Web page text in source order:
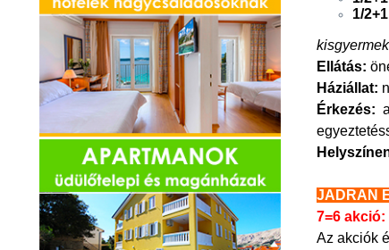
1/
Ellátás:
Háziállat:
Érkezés:
JADRAN
7=6 akció:
Az akciók